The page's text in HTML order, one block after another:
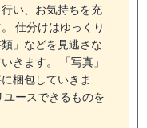
い、お気持ちを充
仕分けはゆっくり
」などを見逃さな
きます。 「写真」
梱包していきま
ースできるものを